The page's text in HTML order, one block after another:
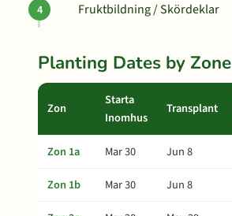
Fruktbildning / Skördeklar
Planting Dates by Zone
Zon
Starta
Inomhus
Transplant
Zon 1a Mar 30 Jun 8
Zon 1b
Mar 30 Jun 8